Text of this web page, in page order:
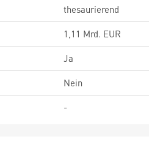
thesaurierend
1,11 Mrd. EUR
Ja
Nein
-